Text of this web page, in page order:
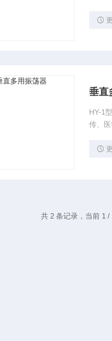
垂直
HY-1
传、
共 2 条记录，当前 1